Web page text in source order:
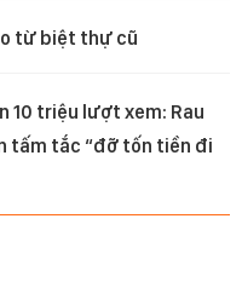
từ biệt thự cũ
10 triệu lượt xem: Rau
tấm tắc “đỡ tốn tiền đi